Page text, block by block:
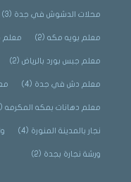
محلات الدشوش في جدة (3)
معلم بويه مكه(2) معلم
معلم جبس بورد بالرياض(2)
معلم دش في جدة (4)
معلم دهانات بمكه المكرمه(1)
نجار بالمدينة المنورة (4)
ورشة نجارة بجدة (2)